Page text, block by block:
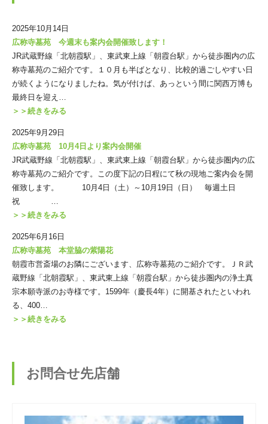
2025年10月14日
広称寺墓苑 今週末も案内会開催致します！
JR武蔵野線「北朝霞駅」、東武東上線「朝霞台駅」から徒歩圏内の広
称寺墓苑のご紹介です。１０月も半ばとなり、比較的過ごしやすい日
が続くようになりましたね。気が付けば、あっという間に関西万博も
最終日を迎え…
＞＞続きをみる
2025年9月29日
広称寺墓苑 10月4日より案内会開催
JR武蔵野線「北朝霞駅」、東武東上線「朝霞台駅」から徒歩圏内の広
称寺墓苑のご紹介です。この度下記の日程にて秋の現地ご案内会を開
催致します。 10月4日（土）～10月19日（日） 毎週土日
祝 …
＞＞続きをみる
2025年6月16日
広称寺墓苑 本堂脇の紫陽花
朝霞市営斎場のお隣にございます、広称寺墓苑のご紹介です。ＪＲ武
蔵野線「北朝霞駅」、東武東上線「朝霞台駅」から徒歩圏内の浄土真
宗本願寺派のお寺様です。1599年（慶長4年）に開基されたといわれ
る、400…
＞＞続きをみる
お問合せ先店舗